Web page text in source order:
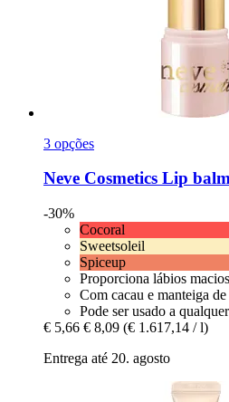
3 opções
Neve Cosmetics Lip
-30%
Cocoral
Sweetsoleil
Spiceup
Proporciona lábios macios
Com cacau e manteiga
Pode ser usado a
€ 5,66 € 8,09 (€ 1.617,14 / l)
Entrega até 20. agosto